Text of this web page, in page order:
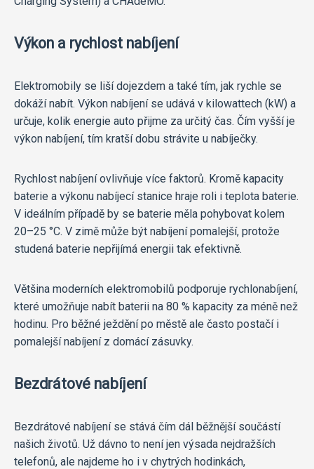
Výkon a rychlost nabíjení
Elektromobily se liší dojezdem a také tím, jak rychle se
dokáží nabít. Výkon nabíjení se udává v kilowattech (kW) a
určuje, kolik energie auto přijme za určitý čas. Čím vyšší je
výkon nabíjení, tím kratší dobu strávite u nabíječky.
Rychlost nabíjení ovlivňuje více faktorů. Kromě kapacity
baterie a výkonu nabíjecí stanice hraje roli i teplota baterie.
V ideálním případě by se baterie měla pohybovat kolem
20–25 °C. V zimě může být nabíjení pomalejší, protože
studená baterie nepřijímá energii tak efektivně.
Většina moderních elektromobilů podporuje rychlonabíjení,
které umožňuje nabít baterii na 80 % kapacity za méně než
hodinu. Pro běžné ježdění po městě ale často postačí i
pomalejší nabíjení z domácí zásuvky.
Bezdrátové nabíjení
Bezdrátové nabíjení se stává čím dál běžnější součástí
našich životů. Už dávno to není jen výsada nejdražších
telefonů, ale najdeme ho i v chytrých hodinkách,